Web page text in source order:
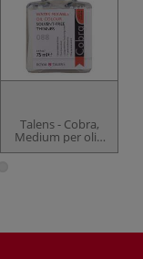
Talens - Cobra,
Medium per olio
88, Diluente